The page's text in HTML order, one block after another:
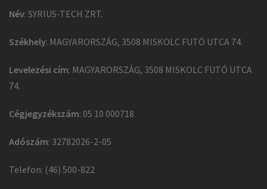
Név: SYRIUS-TECH ZRT.
Székhely: MAGYARORSZÁG, 3508 MISKOLC FUTÓ UTCA 74.
Levelezési cím: MAGYARORSZÁG, 3508 MISKOLC FUTÓ UTCA
74.
Cégjegyzékszám: 05 10 000718
Adószám: 32782026-2-05
Telefon: (46) 500-822